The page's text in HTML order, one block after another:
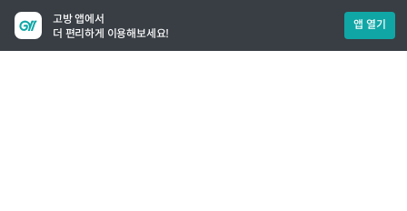
고방 앱에서
더 편리하게 이용해보세요!
앱 열기